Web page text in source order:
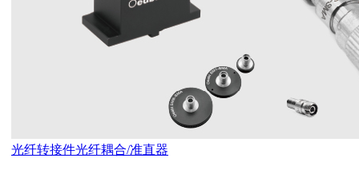
光纤转接件光纤耦合/准直器